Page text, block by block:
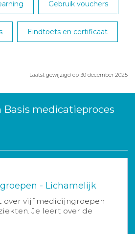
Gebruik vouchers
Eindtoets en certificaat
Laatst gewijzigd op 30 december 2025
Basis medicatieproces
- Lichamelijk
over vijf medicijngroepen
Je leert over de